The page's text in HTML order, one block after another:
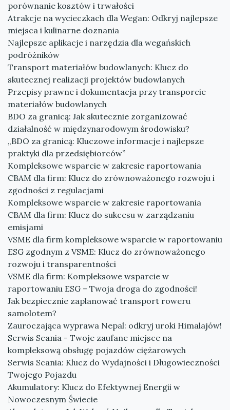
porównanie kosztów i trwałości
Atrakcje na wycieczkach dla Wegan: Odkryj najlepsze
miejsca i kulinarne doznania
Najlepsze aplikacje i narzędzia dla wegańskich
podróżników
Transport materiałów budowlanych: Klucz do
skutecznej realizacji projektów budowlanych
Przepisy prawne i dokumentacja przy transporcie
materiałów budowlanych
BDO za granicą: Jak skutecznie zorganizować
działalność w międzynarodowym środowisku?
„BDO za granicą: Kluczowe informacje i najlepsze
praktyki dla przedsiębiorców”
Kompleksowe wsparcie w zakresie raportowania
CBAM dla firm: Klucz do zrównoważonego rozwoju i
zgodności z regulacjami
Kompleksowe wsparcie w zakresie raportowania
CBAM dla firm: Klucz do sukcesu w zarządzaniu
emisjami
VSME dla firm kompleksowe wsparcie w raportowaniu
ESG zgodnym z VSME: Klucz do zrównoważonego
rozwoju i transparentności
VSME dla firm: Kompleksowe wsparcie w
raportowaniu ESG – Twoja droga do zgodności!
Jak bezpiecznie zaplanować transport roweru
samolotem?
Zauroczająca wyprawa Nepal: odkryj uroki Himalajów!
Serwis Scania - Twoje zaufane miejsce na
kompleksową obsługę pojazdów ciężarowych
Serwis Scania: Klucz do Wydajności i Długowieczności
Twojego Pojazdu
Akumulatory: Klucz do Efektywnej Energii w
Nowoczesnym Świecie